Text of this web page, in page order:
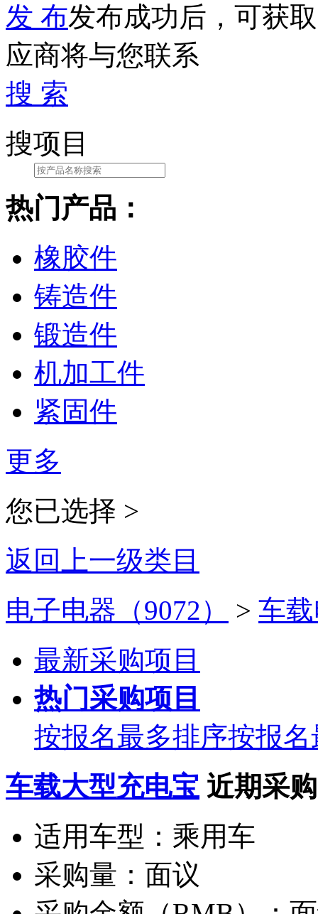
发 布发布成功后，可获
应商将与您联系
搜 索
搜项目
热门产品：
橡胶件
铸造件
锻造件
机加工件
紧固件
更多
您已选择 >
返回上一级类目
电子电器（9072）
> 车
最新采购项目
热门采购项目
按报名最多排序按报
车载大型充电宝 近期采购
适用车型： 乘用车
采购量： 面议